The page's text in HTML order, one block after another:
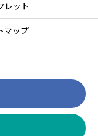
レット
マップ